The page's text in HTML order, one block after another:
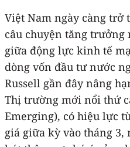
Việt Nam ngày càng trở
câu chuyện tăng trưởng
giữa động lực kinh tế
dòng vốn đầu tư nước
Russell gần đây nâng
Thị trường mới nổi thứ
Emerging), có hiệu lực
giá giữa kỳ vào tháng 3,